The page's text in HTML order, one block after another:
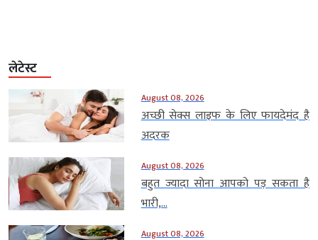
लेटेस्ट
August 08, 2026
अच्छी सेक्स लाइफ के लिए फायदेमंद है
अदरक
August 08, 2026
बहुत ज्यादा सोना आपको पड़ सकता है
भारी,...
August 08, 2026